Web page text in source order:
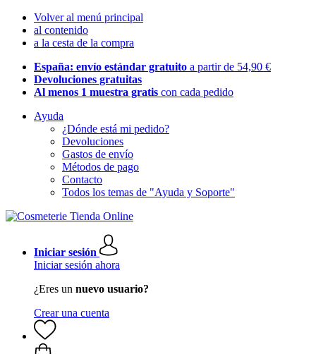
Volver al menú principal
al contenido
a la cesta de la compra
España: envío estándar gratuito a partir de 54,90 €
Devoluciones gratuitas
Al menos 1 muestra gratis con cada pedido
Ayuda
¿Dónde está mi pedido?
Devoluciones
Gastos de envío
Métodos de pago
Contacto
Todos los temas de "Ayuda y Soporte"
Iniciar sesión
Iniciar sesión ahora
¿Eres un nuevo usuario?
Crear una cuenta